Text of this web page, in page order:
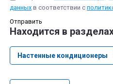
данных в соответствии с
Отправить
Находится в
Настенные кондиционеры